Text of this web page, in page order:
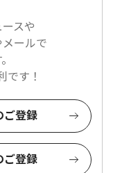
スや
ールで
です！
ご登録
ご登録